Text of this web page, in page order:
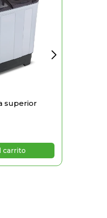
superior